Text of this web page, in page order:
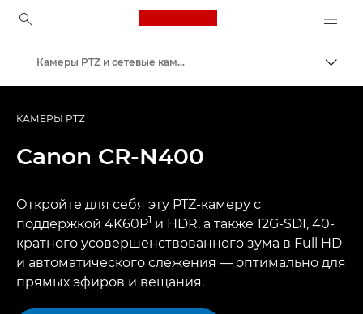
Canon Logo, back to
Камеры PTZ и сетевые камеры с удаленным управлением
КАМЕРЫ PTZ
Canon CR-N400
Откройте для себя эту PTZ-камеру с
поддержкой 4K60P1 и HDR, а также 12G-SDI, 40-
кратного усовершенствованного зума в Full HD
и автоматического слежения — оптимально для
прямых эфиров и вещания.